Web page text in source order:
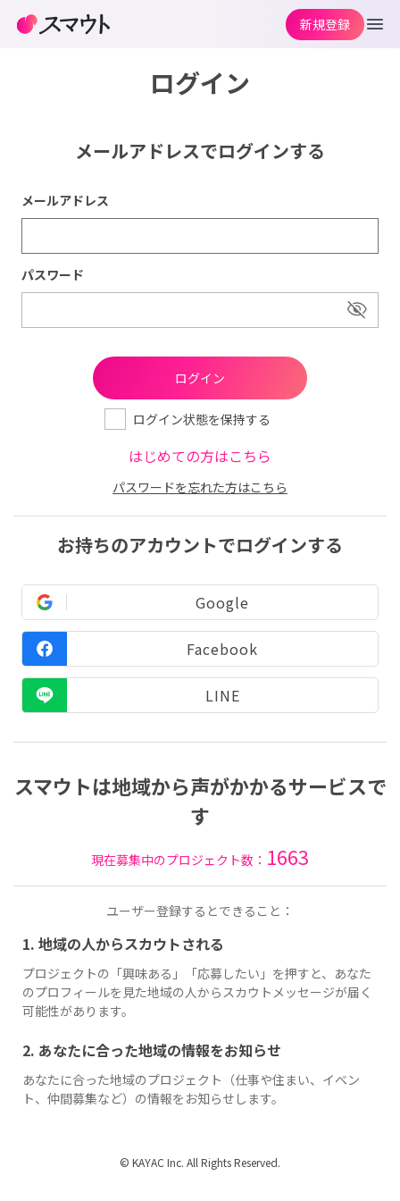
ログイン
メールアドレスでログインする
メールアドレス
パスワード
ログイン状態を保持する
はじめての方はこちら
パスワードを忘れた方はこちら
お持ちのアカウントでログインする
Google
Facebook
LINE
スマウトは地域から声がかかるサービスで
す
現在募集中のプロジェクト数： 1663
ユーザー登録するとできること：
1. 地域の人からスカウトされる
プロジェクトの「興味ある」「応募したい」を押すと、あなた
のプロフィールを見た地域の人からスカウトメッセージが届く
可能性があります。
2. あなたに合った地域の情報をお知らせ
あなたに合った地域のプロジェクト（仕事や住まい、イベン
ト、仲間募集など）の情報をお知らせします。
新規登録
© KAYAC Inc. All Rights Reserved.